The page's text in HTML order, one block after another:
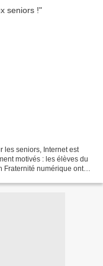
les seniors, Internet est
motivés : les élèves du
Fraternité numérique ont